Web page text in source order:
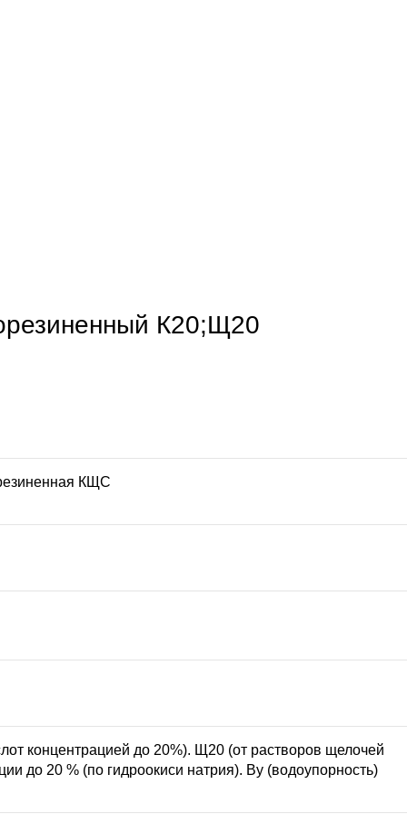
К20;Щ20
КЩС
концентрацией до 20%). Щ20 (от растворов щелочей
до 20 % (по гидроокиси натрия). Ву (водоупорность)